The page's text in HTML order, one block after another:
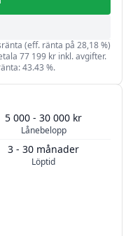
(eff. ränta på 28,18 %)
77 199 kr inkl. avgifter.
43.43 %.
Lånebelopp
5 000 - 30 000 kr
Löptid
3 - 30 månader